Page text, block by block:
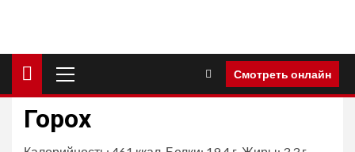
меню
Смотреть онлайн
Горох